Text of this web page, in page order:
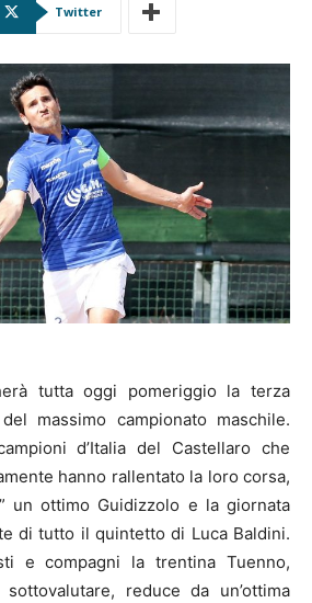
Twitter
tutta oggi pomeriggio la terza
massimo campionato maschile.
d’Italia del Castellaro che
hanno rallentato la loro corsa,
un ottimo Guidizzolo e la giornata
di tutto il quintetto di Luca Baldini.
e compagni la trentina Tuenno,
reduce da un’ottima